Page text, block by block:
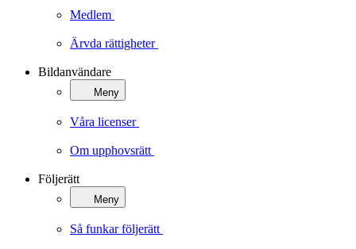
Medlem
Ärvda rättigheter
Bildanvändare
Meny
Våra licenser
Om upphovsrätt
Följerätt
Meny
Så funkar följerätt